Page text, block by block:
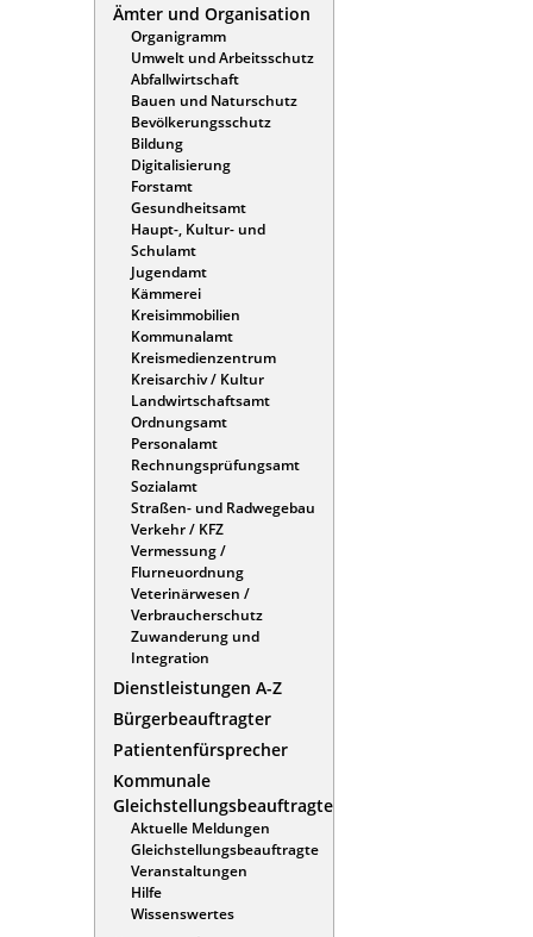
Ämter und Organisation
Organigramm
Umwelt und Arbeitsschutz
Abfallwirtschaft
Bauen und Naturschutz
Bevölkerungsschutz
Bildung
Digitalisierung
Forstamt
Gesundheitsamt
Haupt-, Kultur- und
Schulamt
Jugendamt
Kämmerei
Kreisimmobilien
Kommunalamt
Kreismedienzentrum
Kreisarchiv / Kultur
Landwirtschaftsamt
Ordnungsamt
Personalamt
Rechnungsprüfungsamt
Sozialamt
Straßen- und Radwegebau
Verkehr / KFZ
Vermessung /
Flurneuordnung
Veterinärwesen /
Verbraucherschutz
Zuwanderung und
Integration
Dienstleistungen A-Z
Bürgerbeauftragter
Patientenfürsprecher
Kommunale
Gleichstellungsbeauftragte
Aktuelle Meldungen
Gleichstellungsbeauftragte
Veranstaltungen
Hilfe
Wissenswertes